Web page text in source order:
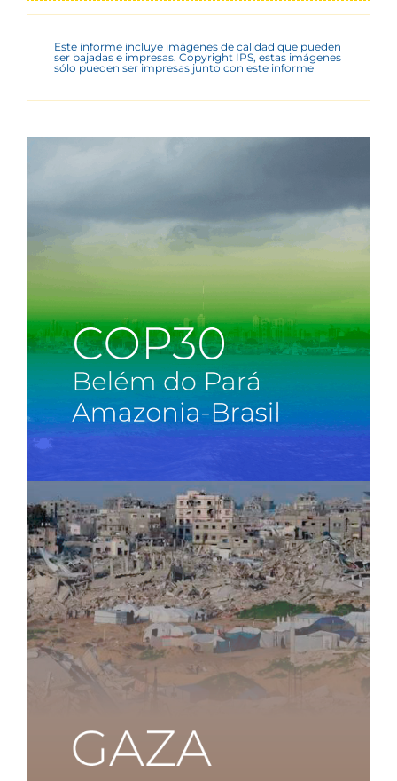
Este informe incluye imágenes de calidad que pueden
ser bajadas e impresas. Copyright IPS, estas imágenes
sólo pueden ser impresas junto con este informe